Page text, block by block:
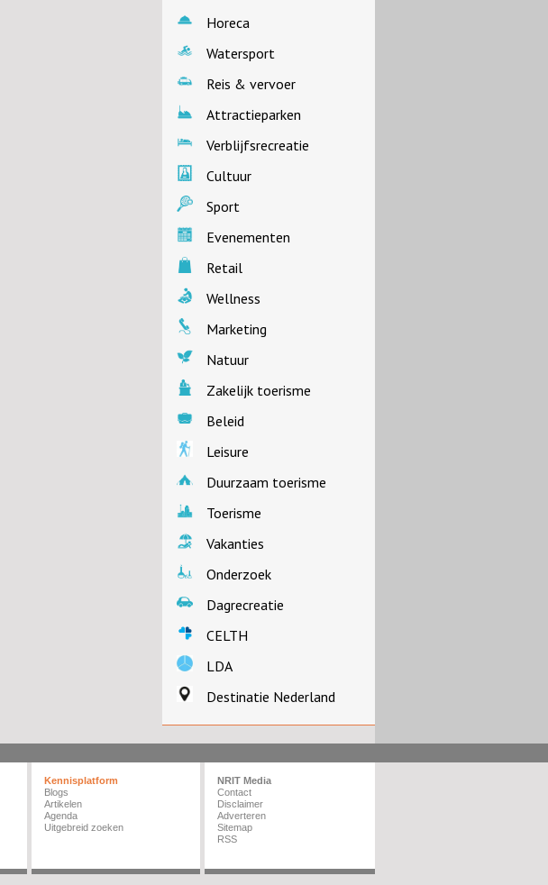
Horeca
Watersport
Reis & vervoer
Attractieparken
Verblijfsrecreatie
Cultuur
Sport
Evenementen
Retail
Wellness
Marketing
Natuur
Zakelijk toerisme
Beleid
Leisure
Duurzaam toerisme
Toerisme
Vakanties
Onderzoek
Dagrecreatie
CELTH
LDA
Destinatie Nederland
Kennisplatform
Blogs
Artikelen
Agenda
Uitgebreid zoeken
NRIT Media
Contact
Disclaimer
Adverteren
Sitemap
RSS